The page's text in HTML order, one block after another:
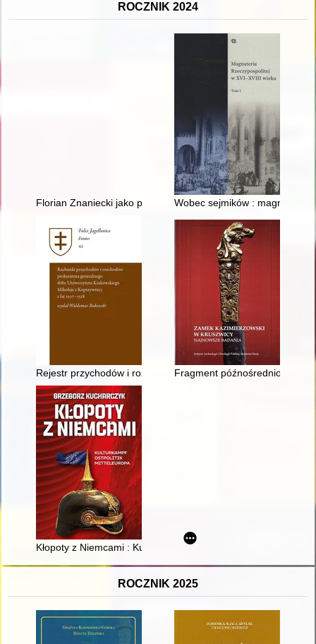
ROCZNIK 2024
Florian Znaniecki jako pedagogiczny marzyciel
Wobec sejmików : magnateria
Rejestr przychodów i rozchodów prokuratora generalnego
Fragment
Kłopoty z Niemcami : Kulturkampf, Ostpolitik, Mitteleuropa
ROCZNIK 2025